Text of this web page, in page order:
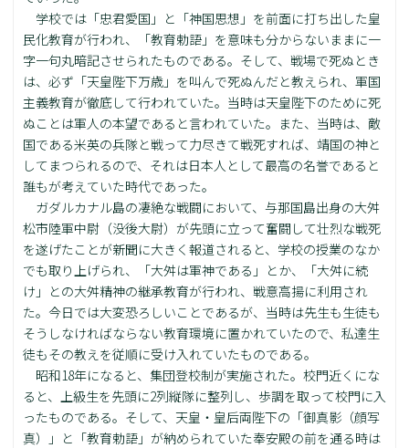
学校では「忠君愛国」と「神国思想」を前面に打ち出した皇
民化教育が行われ、「教育勅語」を意味も分からないままに一
字一句丸暗記させられたものである。そして、戦場で死ぬとき
は、必ず「天皇陛下万歳」を叫んで死ぬんだと教えられ、軍国
主義教育が徹底して行われていた。当時は天皇陛下のために死
ぬことは軍人の本望であると言われていた。また、当時は、敵
国である米英の兵隊と戦って力尽きて戦死すれば、靖国の神と
してまつられるので、それは日本人として最高の名誉であると
誰もが考えていた時代であった。
ガダルカナル島の凄絶な戦闘において、与那国島出身の大舛
松市陸軍中尉（没後大尉）が先頭に立って奮闘して壮烈な戦死
を遂げたことが新聞に大きく報道されると、学校の授業のなか
でも取り上げられ、「大舛は軍神である」とか、「大舛に続
け」との大舛精神の継承教育が行われ、戦意高揚に利用され
た。今日では大変恐ろしいことであるが、当時は先生も生徒も
そうしなければならない教育環境に置かれていたので、私達生
徒もその教えを従順に受け入れていたものである。
昭和18年になると、集団登校制が実施された。校門近くにな
ると、上級生を先頭に2列縦隊に整列し、歩調を取って校門に入
ったものである。そして、天皇・皇后両陛下の「御真影（顔写
真）」と「教育勅語」が納められていた奉安殿の前を通る時は